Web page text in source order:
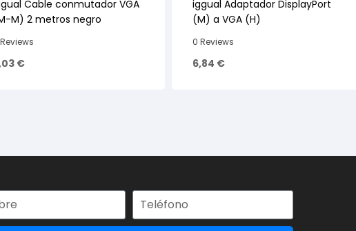
Cable conmutador VGA
M) 2 metros negro
€
iggual Adaptador DisplayPort
(M) a VGA (H)
0 Reviews
6,84 €